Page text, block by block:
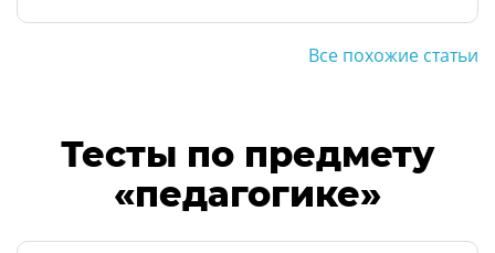
Все похожие статьи
Тесты по предмету
«педагогике»